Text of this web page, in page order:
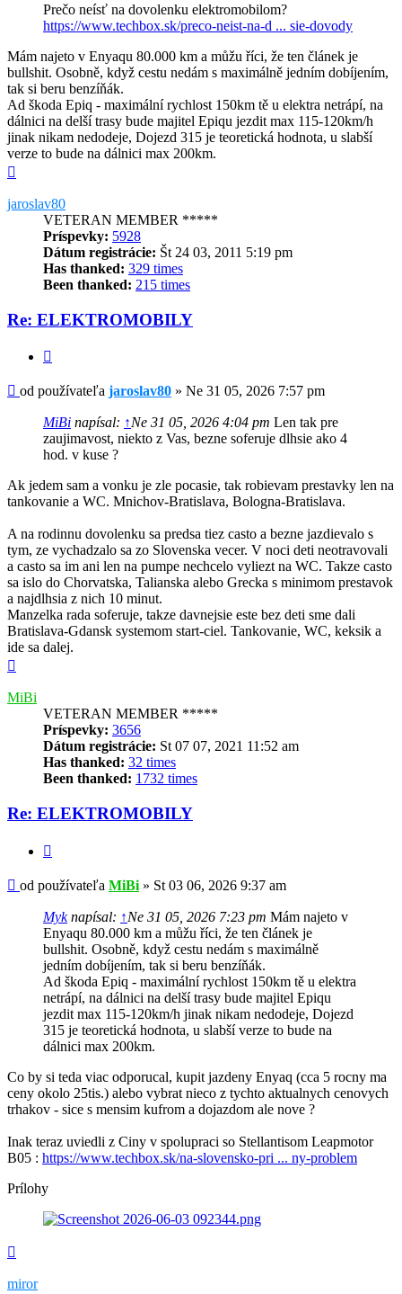
Prečo neísť na dovolenku elektromobilom?
https://www.techbox.sk/preco-neist-na-d ... sie-dovody
Mám najeto v Enyaqu 80.000 km a můžu říci, že ten článek je
bullshit. Osobně, když cestu nedám s maximálně jedním dobíjením,
tak si beru benzíňák.
Ad škoda Epiq - maximální rychlost 150km tě u elektra netrápí, na
dálnici na delší trasy bude majitel Epiqu jezdit max 115-120km/h
jinak nikam nedodeje, Dojezd 315 je teoretická hodnota, u slabší
verze to bude na dálnici max 200km.
jaroslav80
VETERAN MEMBER *****
Príspevky: 5928
Dátum registrácie: Št 24 03, 2011 5:19 pm
Has thanked: 329 times
Been thanked: 215 times
Re: ELEKTROMOBILY
Príspevok
od používateľa jaroslav80 » Ne 31 05, 2026 7:57 pm
MiBi napísal: ↑Ne 31 05, 2026 4:04 pm Len tak pre
zaujimavost, niekto z Vas, bezne soferuje dlhsie ako 4
hod. v kuse ?
Ak jedem sam a vonku je zle pocasie, tak robievam prestavky len na
tankovanie a WC. Mnichov-Bratislava, Bologna-Bratislava.
A na rodinnu dovolenku sa predsa tiez casto a bezne jazdievalo s
tym, ze vychadzalo sa zo Slovenska vecer. V noci deti neotravovali
a casto sa im ani len na pumpe nechcelo vyliezt na WC. Takze casto
sa islo do Chorvatska, Talianska alebo Grecka s minimom prestavok
a najdlhsia z nich 10 minut.
Manzelka rada soferuje, takze davnejsie este bez deti sme dali
Bratislava-Gdansk systemom start-ciel. Tankovanie, WC, keksik a
ide sa dalej.
MiBi
VETERAN MEMBER *****
Príspevky: 3656
Dátum registrácie: St 07 07, 2021 11:52 am
Has thanked: 32 times
Been thanked: 1732 times
Re: ELEKTROMOBILY
Príspevok
od používateľa MiBi » St 03 06, 2026 9:37 am
Myknapísal: ↑Ne 31 05, 2026 7:23 pm Mám najeto v
Enyaqu 80.000 km a můžu říci, že ten článek je
bullshit. Osobně, když cestu nedám s maximálně
jedním dobíjením, tak si beru benzíňák.
Ad škoda Epiq - maximální rychlost 150km tě u elektra
netrápí, na dálnici na delší trasy bude majitel Epiqu
jezdit max 115-120km/h jinak nikam nedodeje, Dojezd
315 je teoretická hodnota, u slabší verze to bude na
dálnici max 200km.
Co by si teda viac odporucal, kupit jazdeny Enyaq (cca 5 rocny ma
ceny okolo 25tis.) alebo vybrat nieco z tychto aktualnych cenovych
trhakov - sice s mensim kufrom a dojazdom ale nove ?
Inak teraz uviedli z Ciny v spolupraci so Stellantisom Leapmotor
B05 : https://www.techbox.sk/na-slovensko-pri ... ny-problem
Prílohy
miror